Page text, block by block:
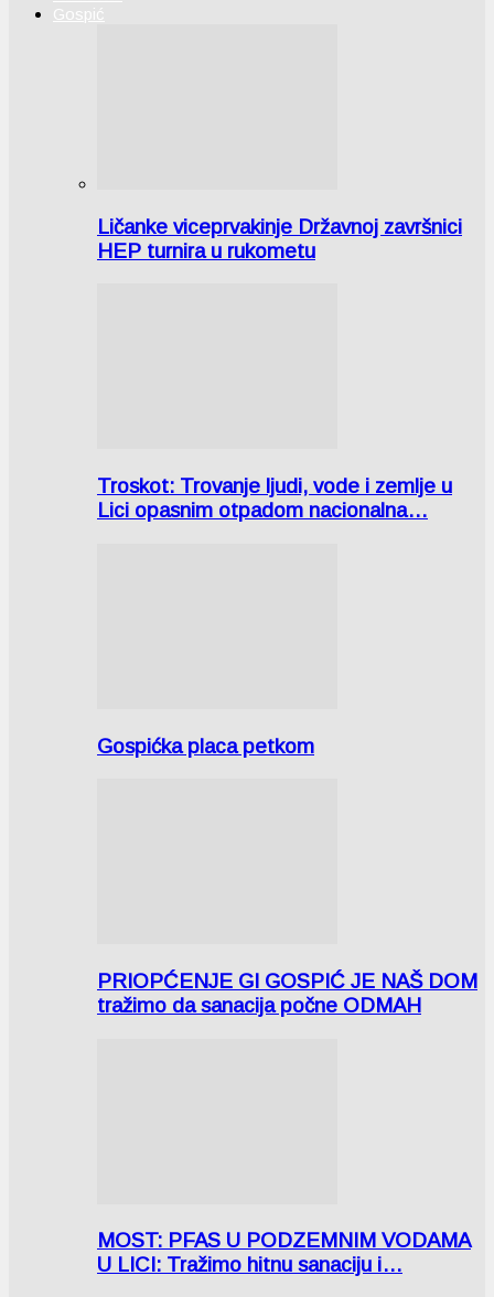
Gospić
Ličanke viceprvakinje Državnoj završnici
HEP turnira u rukometu
Troskot: Trovanje ljudi, vode i zemlje u
Lici opasnim otpadom nacionalna…
Gospićka placa petkom
PRIOPĆENJE GI GOSPIĆ JE NAŠ DOM
tražimo da sanacija počne ODMAH
MOST: PFAS U PODZEMNIM VODAMA
U LICI: Tražimo hitnu sanaciju i…